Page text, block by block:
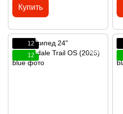
Купить
12
12